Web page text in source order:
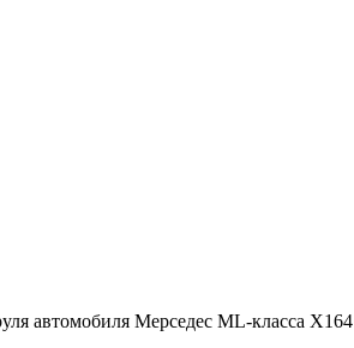
автомобиля Мерседес ML-класса X164